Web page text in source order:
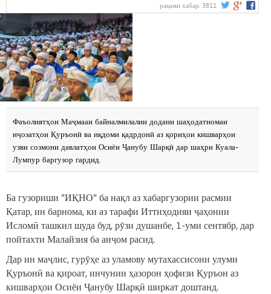
рақами хабар: 3811
Фаъолиятҳои Маҷмааи байналмилалии додани шаҳодатномаи
иҷозатҳои Қуръонӣ ва иқдоми қадрдонӣ аз қориҳои кишварҳои
узви созмони давлатҳои Осиёи Ҷанубу Шарқӣ дар шаҳри Куала-
Лумпур баргузор гардид.
Ба гузориши "ИҚНО" ба нақл аз хабаргузории расмии
Қатар, ин барнома, ки аз тарафи Иттиҳодияи ҷаҳонии
Исломӣ ташкил шуда буд, рӯзи душанбе, 1-уми сентябр, дар
пойтахти Малайзия ба анҷом расид.
Дар ин маҷлис, гурӯҳе аз уламову мутахассисони улуми
Қуръонӣ ва қироат, инчунин ҳазорон ҳофизи Қуръон аз
кишварҳои Осиёи Ҷанубу Шарқӣ ширкат доштанд.